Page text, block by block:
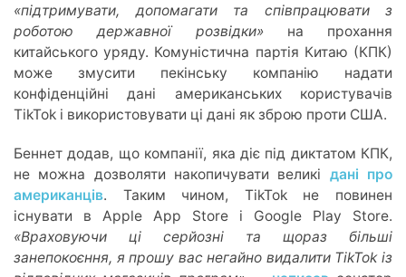
«підтримувати, допомагати та співпрацювати з
роботою державної розвідки»на прохання
китайського уряду. Комуністична партія Китаю (КПК)
може змусити пекінську компанію надати
конфіденційні дані американських користувачів
TikTok і використовувати ці дані як зброю проти США.
Беннет додав, що компанії, яка діє під диктатом КПК,
не можна дозволяти накопичувати великі дані про
американців. Таким чином, TikTok не повинен
існувати в Apple App Store і Google Play Store.
«Враховуючи ці серйозні та щораз більші
занепокоєння, я прошу вас негайно видалити TikTok із